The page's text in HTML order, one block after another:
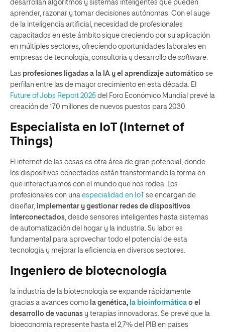
desarrollan algoritmos y sistemas inteligentes que pueden
aprender, razonar y tomar decisiones autónomas. Con el auge
de la inteligencia artificial, necesidad de profesionales
capacitados en este ámbito sigue creciendo por su aplicación
en múltiples sectores, ofreciendo oportunidades laborales en
empresas de tecnología, consultoría y desarrollo de software.
Las profesiones ligadas a la IA y el aprendizaje automático se
perfilan entre las de mayor crecimiento en esta década​. El
Future of Jobs Report 2025 del Foro Económico Mundial prevé la
creación de 170 millones de nuevos puestos para 2030.
Especialista en IoT (Internet of
Things)
El internet de las cosas es otra área de gran potencial, donde
los dispositivos conectados están transformando la forma en
que interactuamos con el mundo que nos rodea. Los
profesionales con una especialidad en IoT
se encargan de
diseñar, implementar y gestionar redes de dispositivos
interconectados, desde sensores inteligentes hasta sistemas
de automatización del hogar y la industria. Su labor es
fundamental para aprovechar todo el potencial de esta
tecnología y mejorar la eficiencia en diversos sectores.
Ingeniero de biotecnología
la industria de la biotecnología se expande rápidamente
gracias a avances como la genética, la bioinformática o el
desarrollo de vacunas y terapias innovadoras. Se prevé que la
bioeconomía represente hasta el 2,7% del PIB en países